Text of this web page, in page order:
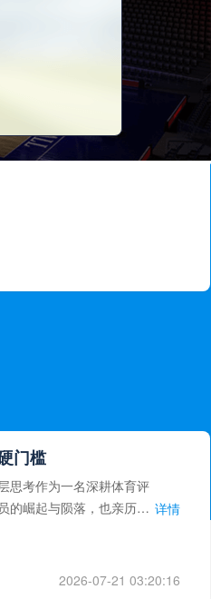
门槛
思考作为一名深耕体育评
的崛起与陨落，也亲历了 详情
2026-07-21 03:20:16